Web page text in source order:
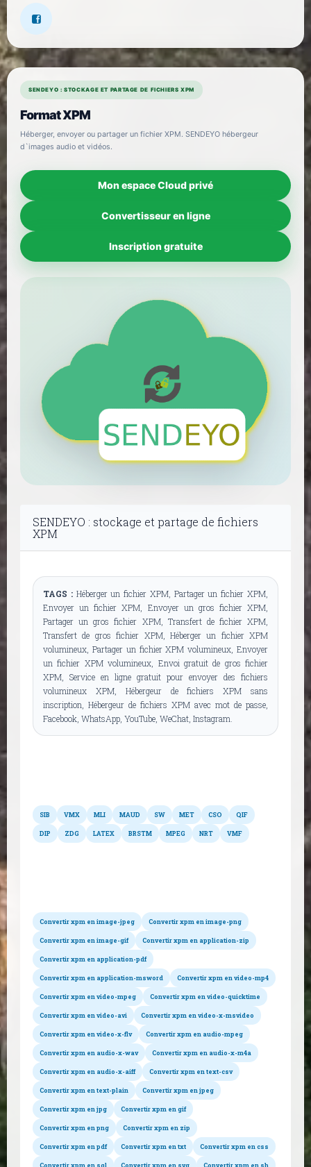
SENDEYO : STOCKAGE ET PARTAGE DE FICHIERS XPM
Format XPM
Héberger, envoyer ou partager un fichier XPM. SENDEYO hébergeur
d`images audio et vidéos.
Mon espace Cloud privé
Convertisseur en ligne
Inscription gratuite
SENDEYO : stockage et partage de fichiers
XPM
TAGS :Héberger un fichier XPM, Partager un fichier XPM,
Envoyer un fichier XPM, Envoyer un gros fichier XPM,
Partager un gros fichier XPM, Transfert de fichier XPM,
Transfert de gros fichier XPM, Héberger un fichier XPM
volumineux, Partager un fichier XPM volumineux, Envoyer
un fichier XPM volumineux, Envoi gratuit de gros fichier
XPM, Service en ligne gratuit pour envoyer des fichiers
volumineux XPM, Hébergeur de fichiers XPM sans
inscription, Hébergeur de fichiers XPM avec mot de passe,
Facebook, WhatsApp, YouTube, WeChat, Instagram.
SIB VMX MLI MAUD SW MET CSO QIF
DIP ZDG LATEX BRSTM MPEG NRT VMF
Convertir xpm en image-jpeg Convertir xpm en image-png
Convertir xpm en image-gif Convertir xpm en application-zip
Convertir xpm en application-pdf
Convertir xpm en application-msword Convertir xpm en video-mp4
Convertir xpm en video-mpeg Convertir xpm en video-quicktime
Convertir xpm en video-avi Convertir xpm en video-x-msvideo
Convertir xpm en video-x-flv Convertir xpm en audio-mpeg
Convertir xpm en audio-x-wav Convertir xpm en audio-x-m4a
Convertir xpm en audio-x-aiff Convertir xpm en text-csv
Convertir xpm en text-plain Convertir xpm en jpeg
Convertir xpm en jpg Convertir xpm en gif
Convertir xpm en png Convertir xpm en zip
Convertir xpm en pdf Convertir xpm en txt Convertir xpm en css
Convertir xpm en sql Convertir xpm en svg Convertir xpm en sh